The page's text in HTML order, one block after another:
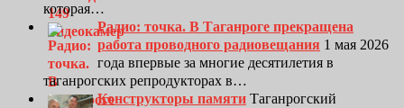
которая…
Радио: точка. В Таганроге прекращена
работа проводного радиовещания 1 мая 2026
года впервые за многие десятилетия в
таганрогских репродукторах в…
Конструкторы памяти Таганрогский